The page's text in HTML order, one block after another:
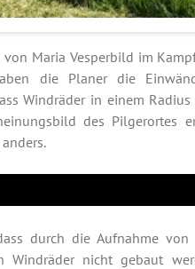
Maria Vesperbild im
die Planer die
Windräder in einem
des Pilgerortes
durch die Aufnahme
Windräder nicht gebaut